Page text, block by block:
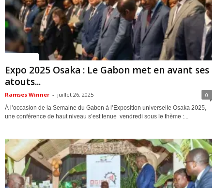
Expo 2025 Osaka : Le Gabon met en avant ses
atouts...
Ramses Winner - juillet 26, 2025 0
À l’occasion de la Semaine du Gabon à l’Exposition universelle Osaka 2025,
une conférence de haut niveau s’est tenue vendredi sous le thème :...